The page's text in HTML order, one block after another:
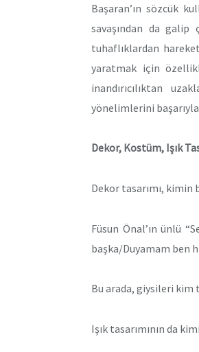
Başaran’ın sözcük
savaşından da galip
tuhaflıklardan
yaratmak için
inandırıcılıktan
yönelimlerini
Dekor, Kostüm, Işık
Dekor tasarımı,
Füsun Önal’ın ünlü
başka/Duyamam ben
Bu arada, giysileri kim
Işık tasarımının da